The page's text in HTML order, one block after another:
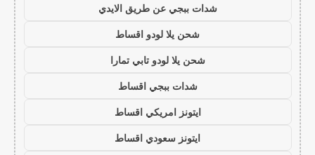
شدات ببجي عن طريق الايدي
شحن يلا لودو اقساط
شحن يلا لودو تابي تمارا
شدات ببجي اقساط
ايتونز امريكي اقساط
ايتونز سعودي اقساط